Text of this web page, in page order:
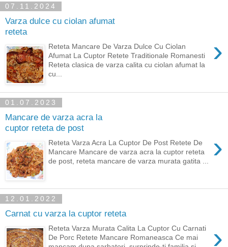
07.11.2024
Varza dulce cu ciolan afumat
reteta
›
Reteta Mancare De Varza Dulce Cu Ciolan
Afumat La Cuptor Retete Traditionale Romanesti
Reteta clasica de varza calita cu ciolan afumat la
cu...
01.07.2023
Mancare de varza acra la
cuptor reteta de post
›
Reteta Varza Acra La Cuptor De Post Retete De
Mancare Mancare de varza acra la cuptor reteta
de post, reteta mancare de varza murata gatita ...
12.01.2022
Carnat cu varza la cuptor reteta
›
Reteta Varza Murata Calita La Cuptor Cu Carnati
De Porc Retete Mancare Romaneasca Ce mai